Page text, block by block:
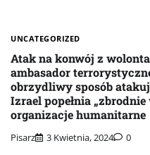
UNCATEGORIZED
Atak na konwój z
ambasador
obrzydliwy sposób
Izrael popełnia
organizacje humanitarne
Pisarz 3 Kwietnia, 2024 0